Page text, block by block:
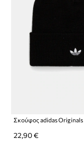
Σκούφος adidas
22,90 €